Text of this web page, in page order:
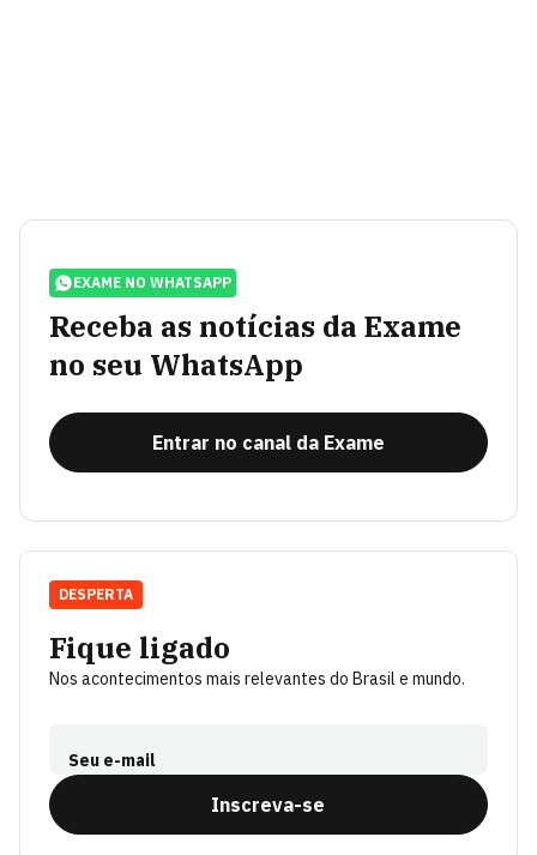
EXAME NO WHATSAPP
Receba as notícias da Exame
no seu WhatsApp
Entrar no canal da Exame
Fique ligado
Nos acontecimentos mais relevantes do Brasil e mundo.
Seu e-mail
Inscreva-se
DESPERTA